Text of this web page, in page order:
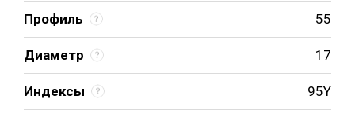
Профиль 55
Диаметр 17
Индексы 95Y